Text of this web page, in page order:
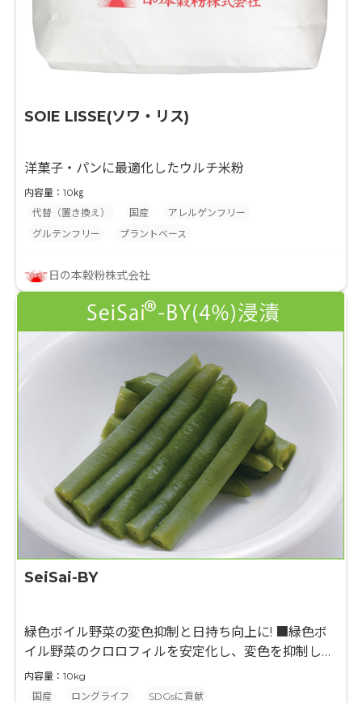
SOIE LISSE(ソワ・リス)
洋菓子・パンに最適化したウルチ米粉
内容量：10㎏
代替（置き換え）
国産
アレルゲンフリー
グルテンフリー
プラントベース
日の本穀粉株式会社
SeiSai-BY
緑色ボイル野菜の変色抑制と日持ち向上に! ■緑色ボ
イル野菜のクロロフィルを安定化し、変色を抑制しま
す
■適正なpH調整により、変色抑制と微生物制御を両
内容量：10kg
国産
ロングライフ SDGsに貢献